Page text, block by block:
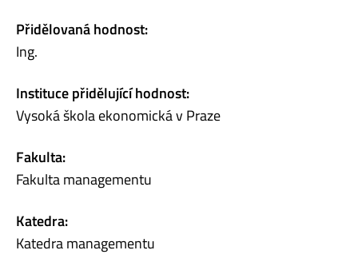
Přidělovaná hodnost:
Ing.
Instituce přidělující hodnost:
Vysoká škola ekonomická v Praze
Fakulta:
Fakulta managementu
Katedra:
Katedra managementu